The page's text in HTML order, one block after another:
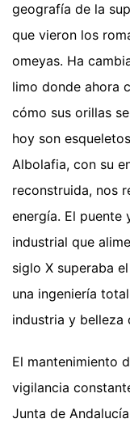
geografía de la
que vieron los
omeyas. Ha
limo donde ahora
cómo sus orillas
hoy son
Albolafia, con su
reconstruida, nos
energía. El puente
industrial que
siglo X superaba
una ingeniería
industria y belleza
El mantenimiento
vigilancia
Junta de